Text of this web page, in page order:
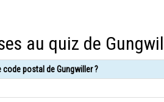
au quiz de
code postal de Gungwiller ?